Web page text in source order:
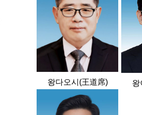
왕다오시(王道席) 왕